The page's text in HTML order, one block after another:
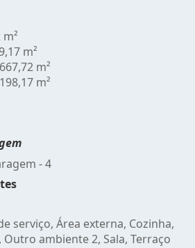
m²
m²
m²
- 4
serviço, Área externa, Cozinha,
ambiente 2, Sala, Terraço